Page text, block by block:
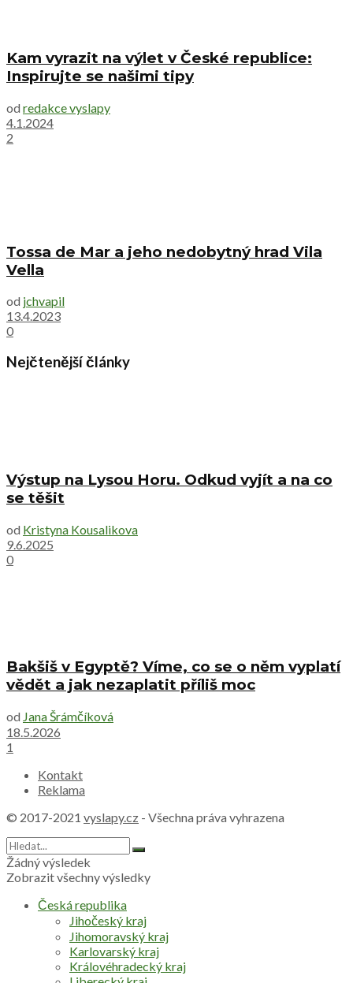
Kam vyrazit na výlet v České republice:
Inspirujte se našimi tipy
od redakce vyslapy
4.1.2024
2
Tossa de Mar a jeho nedobytný hrad Vila
Vella
od jchvapil
13.4.2023
0
Nejčtenější články
Výstup na Lysou Horu. Odkud vyjít a na co
se těšit
od Kristyna Kousalikova
9.6.2025
0
Bakšiš v Egyptě? Víme, co se o něm vyplatí
vědět a jak nezaplatit příliš moc
od Jana Šrámčíková
18.5.2026
1
Kontakt
Reklama
© 2017-2021 vyslapy.cz - Všechna práva vyhrazena
Žádný výsledek
Zobrazit všechny výsledky
Česká republika
Jihočeský kraj
Jihomoravský kraj
Karlovarský kraj
Královéhradecký kraj